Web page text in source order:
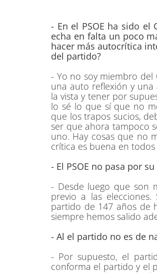
- En el PSOE ha sido el
echa en falta un poco
hacer más autocrítica
del partido?
- Yo no soy miembro del
una auto reflexión y
la vista y tener por
lo sé lo que sí que no
que los trapos sucios,
ser que ahora tampoco
uno. Hay cosas que no
crítica es buena en
- El PSOE no pasa por
- Desde luego que son
previo a las
partido de 147 años de
siempre hemos salido
- Al el partido no es de
- Por supuesto, el
conforma el partido y el